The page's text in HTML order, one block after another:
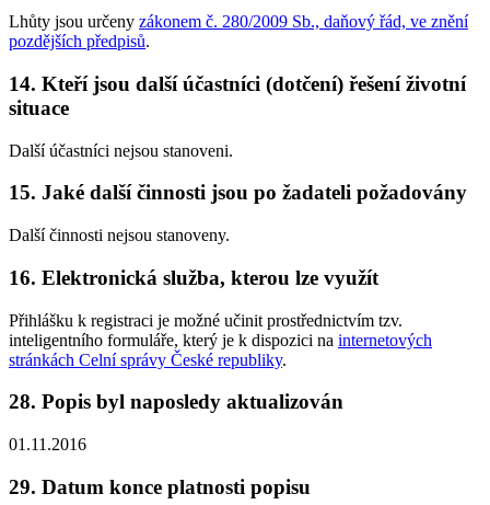
Lhůty jsou určeny zákonem č. 280/2009 Sb., daňový řád, ve znění
pozdějších předpisů.
14. Kteří jsou další účastníci (dotčení) řešení životní
situace
Další účastníci nejsou stanoveni.
15. Jaké další činnosti jsou po žadateli požadovány
Další činnosti nejsou stanoveny.
16. Elektronická služba, kterou lze využít
Přihlášku k registraci je možné učinit prostřednictvím tzv.
inteligentního formuláře, který je k dispozici na internetových
stránkách Celní správy České republiky.
28. Popis byl naposledy aktualizován
01.11.2016
29. Datum konce platnosti popisu